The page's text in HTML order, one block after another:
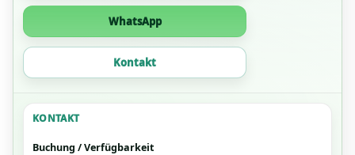
WhatsApp
Kontakt
KONTAKT
Buchung / Verfügbarkeit